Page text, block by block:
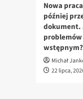
Nowa
później
dokument.
wstępnym?
Michał
22 lipca,